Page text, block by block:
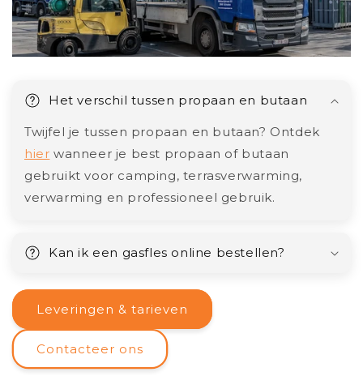
Het verschil tussen propaan en butaan
Twijfel je tussen propaan en butaan? Ontdek
hier wanneer je best propaan of butaan
gebruikt voor camping, terrasverwarming,
verwarming en professioneel gebruik.
Kan ik een gasfles online bestellen?
Leveringen & tarieven
Contacteer ons